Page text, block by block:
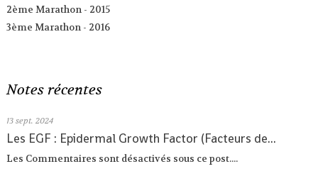
2ème Marathon - 2015
3ème Marathon - 2016
Notes récentes
13 sept. 2024
Les EGF : Epidermal Growth Factor (Facteurs de...
Les Commentaires sont désactivés sous ce post....